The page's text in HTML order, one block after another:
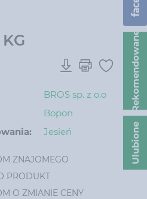
BROS sp. z o.o
Bopon
Jesień
ZNAJOMEGO
PRODUKT
O ZMIANIE CENY
Rekomendowane
Ulubione